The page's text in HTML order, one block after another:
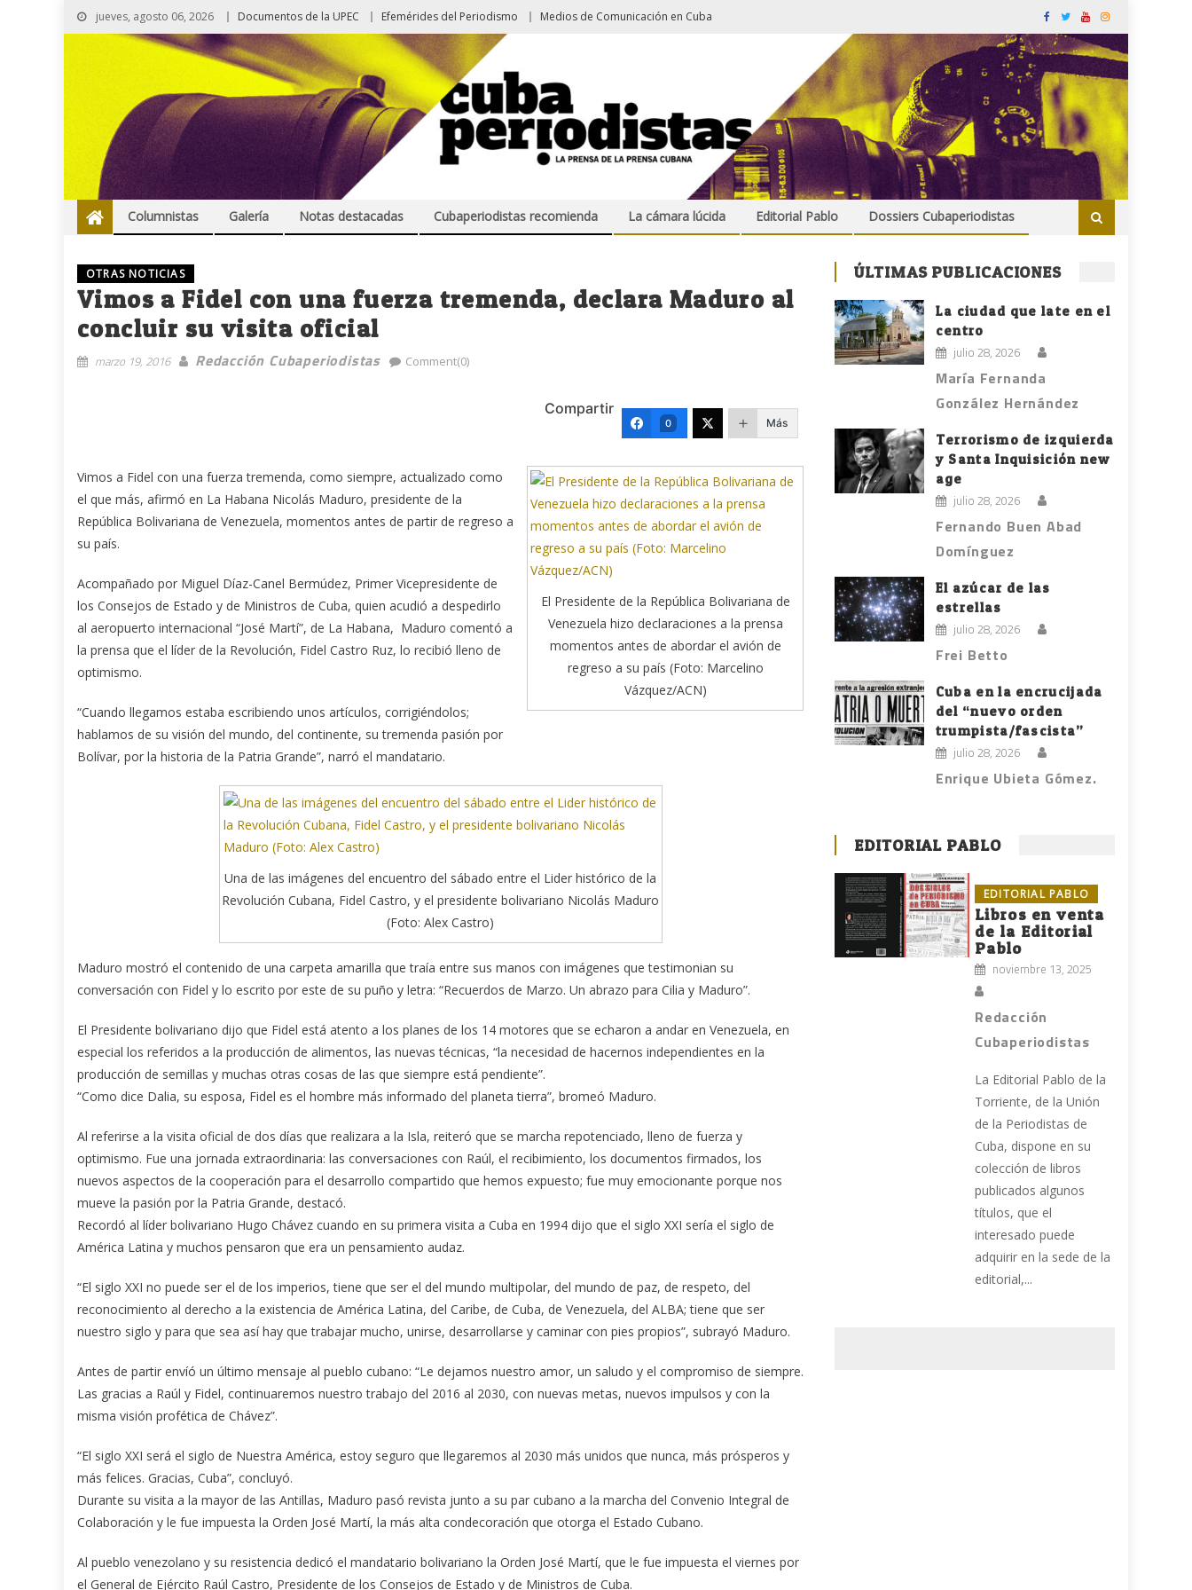
jueves, agosto 06, 2026 Documentos de la UPEC Efemérides del Periodismo Medios de Comunicación en Cuba
Columnistas Galería Notas destacadas Cubaperiodistas recomienda La cámara lúcida Editorial Pablo Dossiers Cubaperiodistas
OTRAS NOTICIAS
Vimos a Fidel con una fuerza tremenda, declara Maduro al
concluir su visita oficial
marzo 19, 2016 Redacción Cubaperiodistas Comment(0)
Compartir
0 Más
El Presidente de la República Bolivariana de
Venezuela hizo declaraciones a la prensa
momentos antes de abordar el avión de
regreso a su país (Foto: Marcelino
Vázquez/ACN)
Vimos a Fidel con una fuerza tremenda, como siempre, actualizado como
el que más, afirmó en La Habana Nicolás Maduro, presidente de la
República Bolivariana de Venezuela, momentos antes de partir de regreso a
su país.
Acompañado por Miguel Díaz-Canel Bermúdez, Primer Vicepresidente de
los Consejos de Estado y de Ministros de Cuba, quien acudió a despedirlo
al aeropuerto internacional “José Martí”, de La Habana, Maduro comentó a
la prensa que el líder de la Revolución, Fidel Castro Ruz, lo recibió lleno de
optimismo.
“Cuando llegamos estaba escribiendo unos artículos, corrigiéndolos;
hablamos de su visión del mundo, del continente, su tremenda pasión por
Bolívar, por la historia de la Patria Grande”, narró el mandatario.
Una de las imágenes del encuentro del sábado entre el Lider histórico de la
Revolución Cubana, Fidel Castro, y el presidente bolivariano Nicolás Maduro
(Foto: Alex Castro)
Maduro mostró el contenido de una carpeta amarilla que traía entre sus manos con imágenes que testimonian su
conversación con Fidel y lo escrito por este de su puño y letra: “Recuerdos de Marzo. Un abrazo para Cilia y Maduro”.
El Presidente bolivariano dijo que Fidel está atento a los planes de los 14 motores que se echaron a andar en Venezuela, en
especial los referidos a la producción de alimentos, las nuevas técnicas, “la necesidad de hacernos independientes en la
producción de semillas y muchas otras cosas de las que siempre está pendiente”.
“Como dice Dalia, su esposa, Fidel es el hombre más informado del planeta tierra”, bromeó Maduro.
Al referirse a la visita oficial de dos días que realizara a la Isla, reiteró que se marcha repotenciado, lleno de fuerza y
optimismo. Fue una jornada extraordinaria: las conversaciones con Raúl, el recibimiento, los documentos firmados, los
nuevos aspectos de la cooperación para el desarrollo compartido que hemos expuesto; fue muy emocionante porque nos
mueve la pasión por la Patria Grande, destacó.
Recordó al líder bolivariano Hugo Chávez cuando en su primera visita a Cuba en 1994 dijo que el siglo XXI sería el siglo de
América Latina y muchos pensaron que era un pensamiento audaz.
“El siglo XXI no puede ser el de los imperios, tiene que ser el del mundo multipolar, del mundo de paz, de respeto, del
reconocimiento al derecho a la existencia de América Latina, del Caribe, de Cuba, de Venezuela, del ALBA; tiene que ser
nuestro siglo y para que sea así hay que trabajar mucho, unirse, desarrollarse y caminar con pies propios”, subrayó Maduro.
Antes de partir envíó un último mensaje al pueblo cubano: “Le dejamos nuestro amor, un saludo y el compromiso de siempre.
Las gracias a Raúl y Fidel, continuaremos nuestro trabajo del 2016 al 2030, con nuevas metas, nuevos impulsos y con la
misma visión profética de Chávez”.
“El siglo XXI será el siglo de Nuestra América, estoy seguro que llegaremos al 2030 más unidos que nunca, más prósperos y
más felices. Gracias, Cuba”, concluyó.
Durante su visita a la mayor de las Antillas, Maduro pasó revista junto a su par cubano a la marcha del Convenio Integral de
Colaboración y le fue impuesta la Orden José Martí, la más alta condecoración que otorga el Estado Cubano.
Al pueblo venezolano y su resistencia dedicó el mandatario bolivariano la Orden José Martí, que le fue impuesta el viernes por
el General de Ejército Raúl Castro, Presidente de los Consejos de Estado y de Ministros de Cuba.
ÚLTIMAS PUBLICACIONES
La ciudad que late en el
centro
julio 28, 2026
María Fernanda
González Hernández
Terrorismo de izquierda
y Santa Inquisición new
age
julio 28, 2026
Fernando Buen Abad
Domínguez
El azúcar de las
estrellas
julio 28, 2026
Frei Betto
Cuba en la encrucijada
del “nuevo orden
trumpista/fascista”
julio 28, 2026
Enrique Ubieta Gómez.
EDITORIAL PABLO
EDITORIAL PABLO
Libros en venta
de la Editorial
Pablo
noviembre 13, 2025
Redacción
Cubaperiodistas
La Editorial Pablo de la
Torriente, de la Unión
de la Periodistas de
Cuba, dispone en su
colección de libros
publicados algunos
títulos, que el
interesado puede
adquirir en la sede de la
editorial,...